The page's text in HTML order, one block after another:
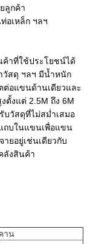
ลูกค้า
อเหล็ก ฯลฯ
ค้าที่ใช้ประโยชน์ได้
วัสดุ ฯลฯ มีน้ำหนัก
ต่อแขนด้านเดียวและ
ตั้งแต่ 2.5M ถึง 6M
บวัสดุที่ไม่สม่ำเสมอ
ถบในแขนเพื่อแขน
ยอยู่เช่นเดียวกับ
ลังสินค้า
าน